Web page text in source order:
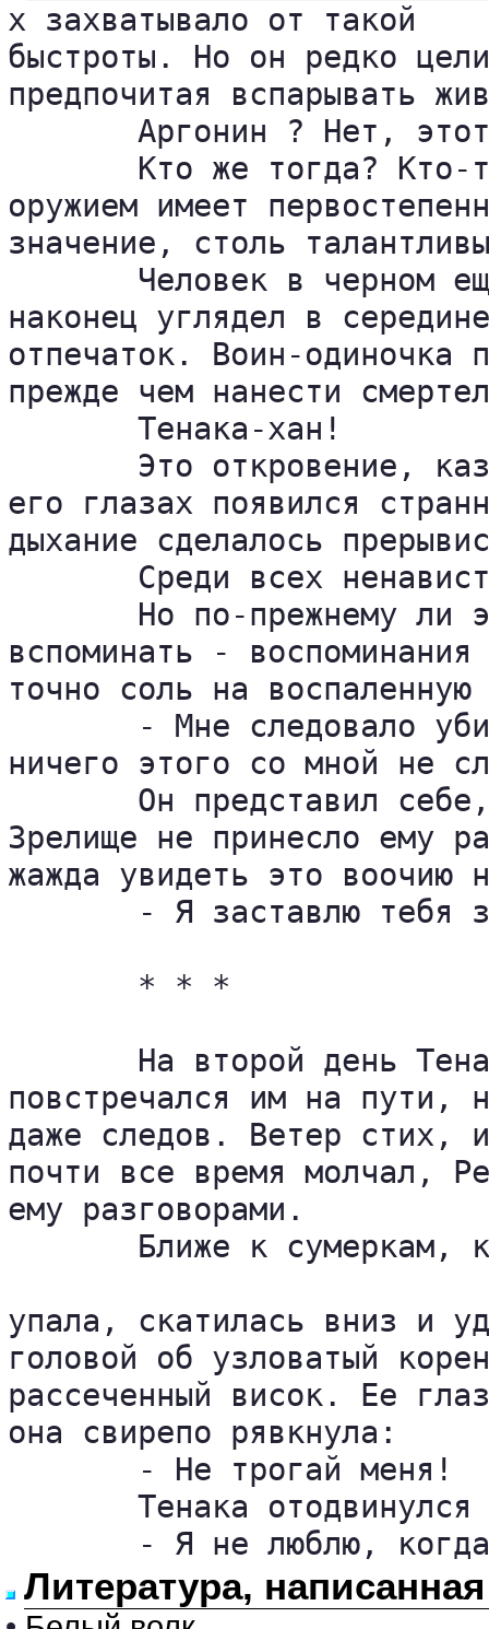
х захватывало от такой
быстроты. Но он редко
предпочитая вспарывать
Аргонин ? Нет,
Кто же тогда?
оружием имеет
значение, столь
Человек в черном
наконец углядел в
отпечаток. Воин-одиночка
прежде чем нанести
       Тенака-хан!
Это откровение,
его глазах появился
дыхание сделалось
Среди всех
Но по-прежнему ли
вспоминать -
точно соль на
- Мне следовало
ничего этого со мной не
Он представил
Зрелище не принесло ему
жажда увидеть это воочию
- Я заставлю тебя
       * * *
На второй день
повстречался им на пути,
даже следов. Ветер стих,
почти все время молчал,
ему разговорами.
Ближе к сумеркам,
упала, скатилась вниз и
головой об узловатый
рассеченный висок. Ее
она свирепо рявкнула:
       - Не трогай меня!
Тенака отодвинулся
- Я не люблю,
Литература,